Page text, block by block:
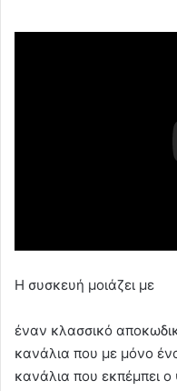
Η συσκευή μοιάζει με
έναν κλασσικό
κανάλια που με μόνο
κανάλια που εκπέμπει